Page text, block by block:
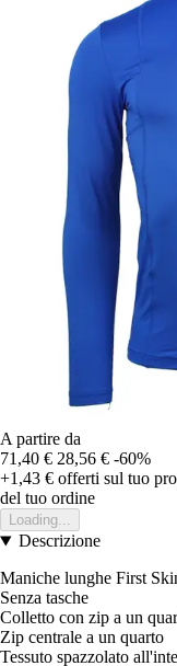
A partire da
71,40 € 28,56 € -60%
+1,43 € offerti sul tuo
del tuo ordine
Loading...
Descrizione
Maniche lunghe First
Senza tasche
Colletto con zip a un
Zip centrale a un quarto
Tessuto spazzolato